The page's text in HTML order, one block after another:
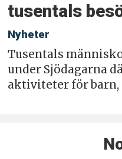
tusentals
Nyheter
Tusentals
under Sjödagarna
aktiviteter för barn,